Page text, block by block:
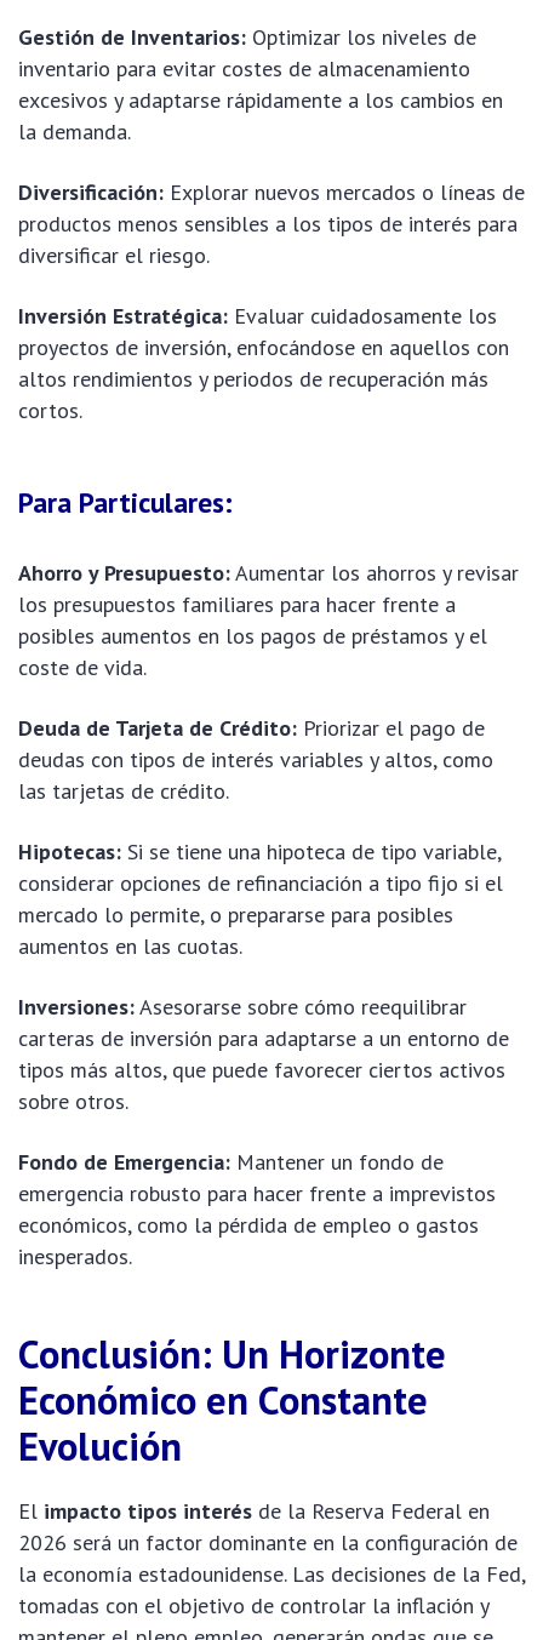
Gestión de Inventarios: Optimizar los niveles de
inventario para evitar costes de almacenamiento
excesivos y adaptarse rápidamente a los cambios en
la demanda.
Diversificación: Explorar nuevos mercados o líneas de
productos menos sensibles a los tipos de interés para
diversificar el riesgo.
Inversión Estratégica: Evaluar cuidadosamente los
proyectos de inversión, enfocándose en aquellos con
altos rendimientos y periodos de recuperación más
cortos.
Para Particulares:
Ahorro y Presupuesto:Aumentar los ahorros y revisar
los presupuestos familiares para hacer frente a
posibles aumentos en los pagos de préstamos y el
coste de vida.
Deuda de Tarjeta de Crédito: Priorizar el pago de
deudas con tipos de interés variables y altos, como
las tarjetas de crédito.
Hipotecas: Si se tiene una hipoteca de tipo variable,
considerar opciones de refinanciación a tipo fijo si el
mercado lo permite, o prepararse para posibles
aumentos en las cuotas.
Inversiones:Asesorarse sobre cómo reequilibrar
carteras de inversión para adaptarse a un entorno de
tipos más altos, que puede favorecer ciertos activos
sobre otros.
Fondo de Emergencia: Mantener un fondo de
emergencia robusto para hacer frente a imprevistos
económicos, como la pérdida de empleo o gastos
inesperados.
Conclusión: Un Horizonte
Económico en Constante
Evolución
El impacto tipos interés de la Reserva Federal en
2026 será un factor dominante en la configuración de
la economía estadounidense. Las decisiones de la Fed,
tomadas con el objetivo de controlar la inflación y